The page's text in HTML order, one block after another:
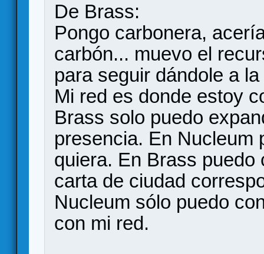
De Brass:
Pongo carbonera,
carbón... muevo el
para seguir dándole a
Mi red es donde estoy
Brass solo puedo
presencia. En Nucleum
quiera. En Brass
carta de ciudad
Nucleum sólo puedo
con mi red.